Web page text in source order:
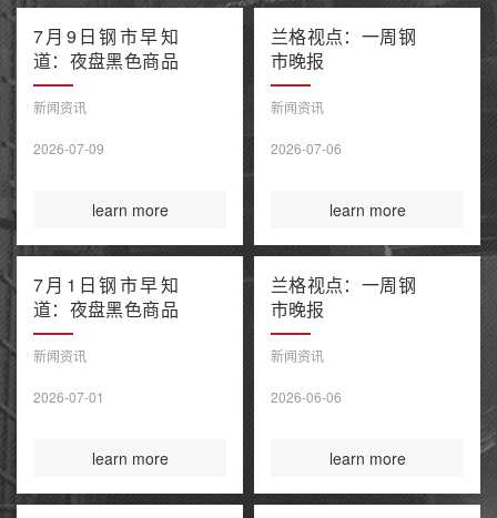
7月9日钢市早知
道：夜盘黑色商品
整体收涨 原油大
涨引爆全球债市抛
忘录“已终结”
新闻资讯
2026-07-09
learn more
兰格视点：一周钢
市晚报
新闻资讯
2026-07-06
learn more
7月1日钢市早知
道：夜盘黑色商品
窄幅波动 上半年
百强房企销售额降
钢铁保障新规今起
新闻资讯
2026-07-01
learn more
兰格视点：一周钢
市晚报
新闻资讯
2026-06-06
learn more